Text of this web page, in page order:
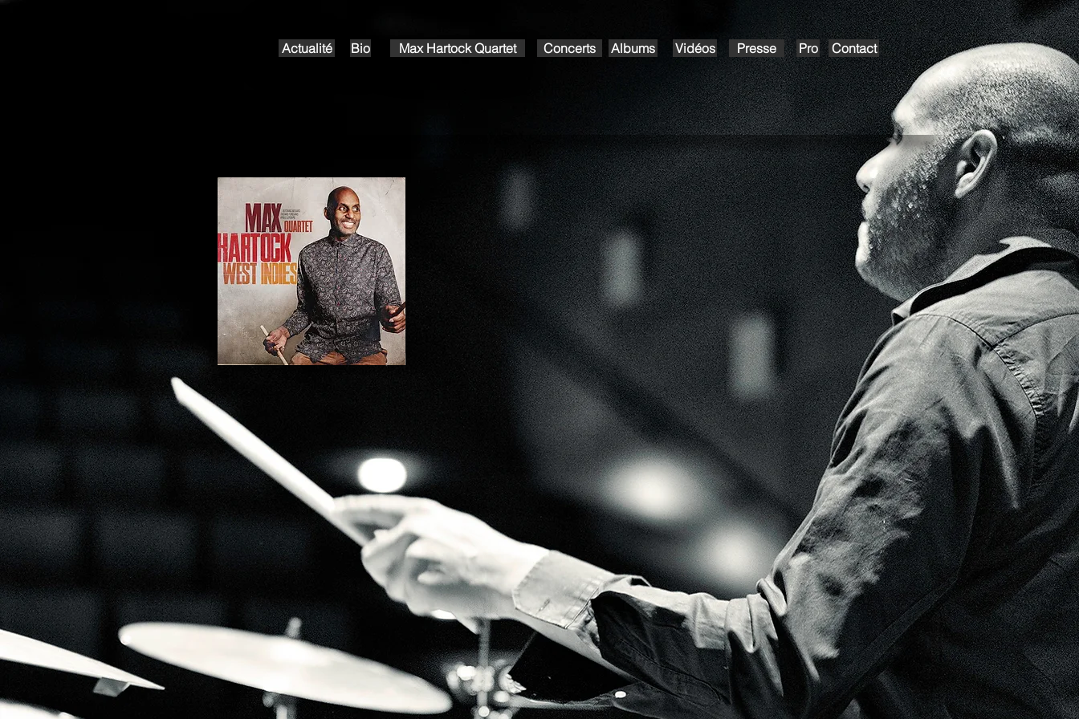
Actualité Bio Max Hartock Quartet Concerts Albums Vidéos Presse Pro Contact
clic on the images to listen
CLARISS